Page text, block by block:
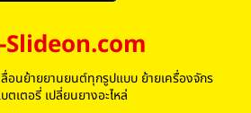
Slideon.com
อนย้ายยานยนต์ทุกรูปแบบ ย้ายเครื่องจักร
ตเตอรี่ เปลี่ยนยางอะไหล่